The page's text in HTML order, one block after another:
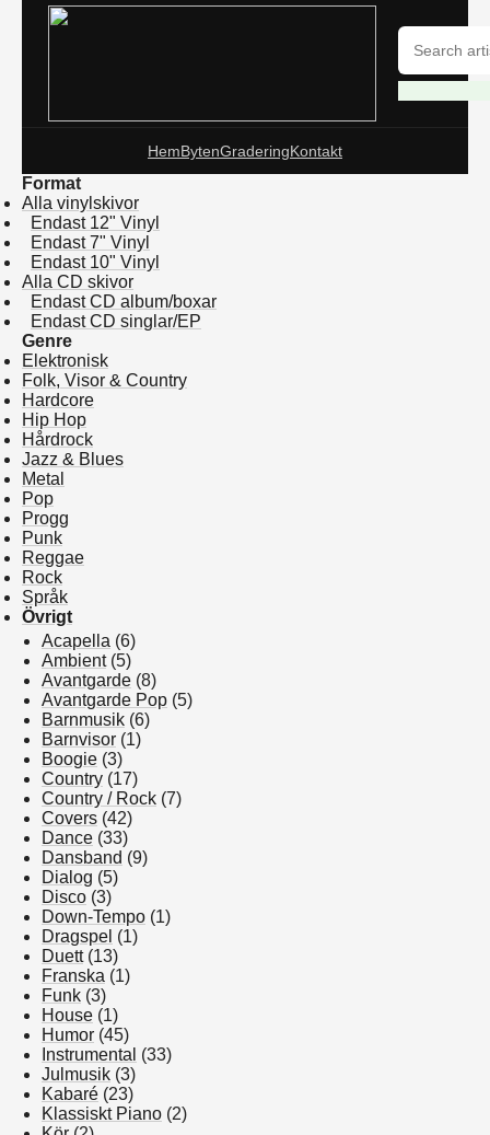
HemBytenGraderingKontakt
Format
Alla vinylskivor
Endast 12" Vinyl
Endast 7" Vinyl
Endast 10" Vinyl
Alla CD skivor
Endast CD album/boxar
Endast CD singlar/EP
Genre
Elektronisk
Folk, Visor & Country
Hardcore
Hip Hop
Hårdrock
Jazz & Blues
Metal
Pop
Progg
Punk
Reggae
Rock
Språk
Övrigt
Acapella (6)
Ambient(5)
Avantgarde (8)
Avantgarde Pop (5)
Barnmusik (6)
Barnvisor (1)
Boogie (3)
Country (17)
Country / Rock (7)
Covers (42)
Dance (33)
Dansband (9)
Dialog (5)
Disco (3)
Down-Tempo (1)
Dragspel (1)
Duett(13)
Franska (1)
Funk (3)
House (1)
Humor (45)
Instrumental (33)
Julmusik (3)
Kabaré (23)
Klassiskt Piano (2)